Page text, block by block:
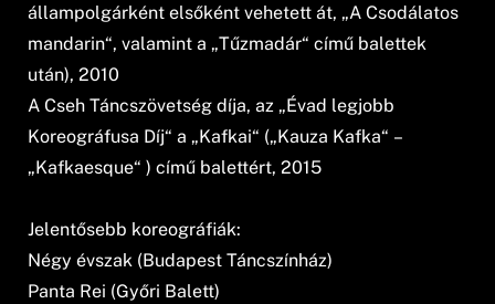
állampolgárként elsőként vehetett át, „A Csodálatos
mandarin“, valamint a „Tűzmadár“ című balettek
után), 2010
A Cseh Táncszövetség díja, az „Évad legjobb
Koreográfusa Díj“ a „Kafkai“ („Kauza Kafka“ –
„Kafkaesque“ ) című balettért, 2015
Jelentősebb koreográfiák:
Négy évszak (Budapest Táncszínház)
Panta Rei (Győri Balett)